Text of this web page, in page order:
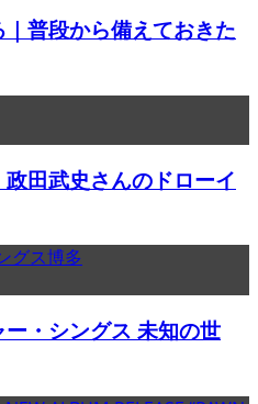
普段から備えておきた
田武史さんのドローイ
・シングス 未知の世